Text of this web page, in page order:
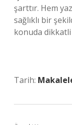
şarttır. Hem
sağlıklı bir
konuda
Tarih: